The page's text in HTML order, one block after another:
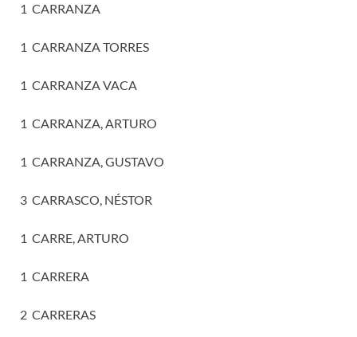
1 CARRANZA
1 CARRANZA TORRES
1 CARRANZA VACA
1 CARRANZA, ARTURO
1 CARRANZA, GUSTAVO
3 CARRASCO, NÉSTOR
1 CARRE, ARTURO
1 CARRERA
2 CARRERAS